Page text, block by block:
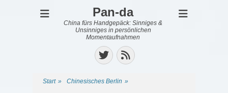
Pan-da
China fürs Handgepäck: Sinniges &
Unsinniges in persönlichen
Momentaufnahmen
Twitter
Feed
Start » Chinesisches Berlin »